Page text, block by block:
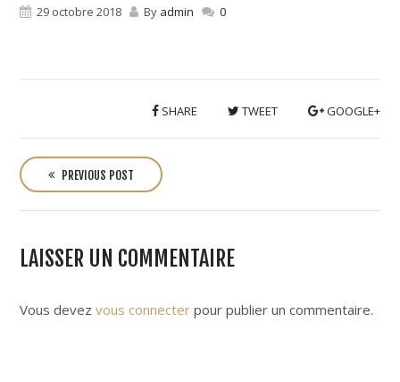
29 octobre 2018 By admin 0
SHARE TWEET GOOGLE+
o
s
t
n
a
i
PREVIOUS POST
LAISSER UN COMMENTAIRE
Vous devez vous connecterpour publier un commentaire.